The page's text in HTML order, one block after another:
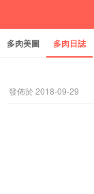
多肉美圖 多肉日誌
發佈於 2018-09-29